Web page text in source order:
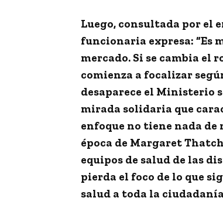
Luego, consultada por el
funcionaria expresa: “Es
mercado. Si se cambia el
comienza a focalizar
desaparece el Ministerio
mirada solidaria que
enfoque no tiene nada de
época de Margaret
equipos de salud de las
pierda el foco de lo que
salud a toda la